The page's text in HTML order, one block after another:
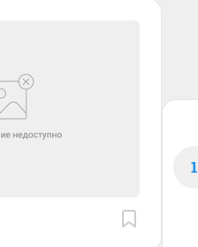
1